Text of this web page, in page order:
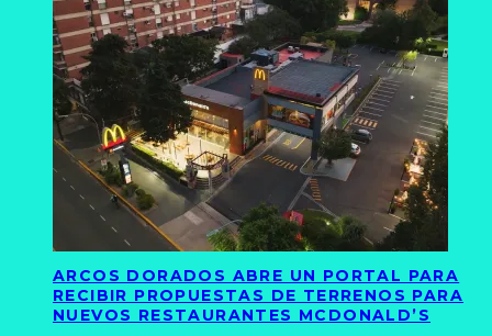
ARCOS DORADOS ABRE UN PORTAL PARA
RECIBIR PROPUESTAS DE TERRENOS PARA
NUEVOS RESTAURANTES MCDONALD’S